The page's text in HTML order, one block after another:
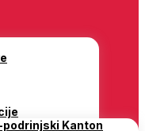
Kanton